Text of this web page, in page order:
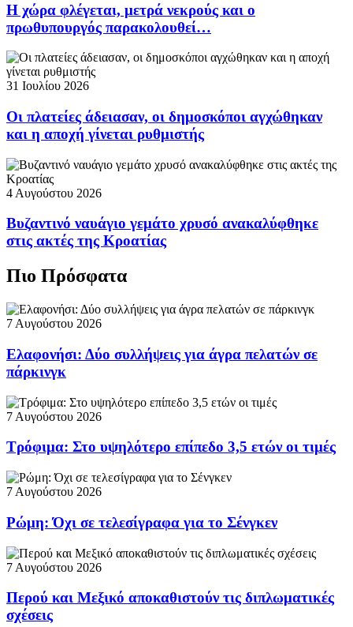
Η χώρα φλέγεται, μετρά νεκρούς και ο
πρωθυπουργός παρακολουθεί…
31 Ιουλίου 2026
Οι πλατείες άδειασαν, οι δημοσκόποι αγχώθηκαν
και η αποχή γίνεται ρυθμιστής
4 Αυγούστου 2026
Βυζαντινό ναυάγιο γεμάτο χρυσό ανακαλύφθηκε
στις ακτές της Κροατίας
Πιο Πρόσφατα
7 Αυγούστου 2026
Ελαφονήσι: Δύο συλλήψεις για άγρα πελατών σε
πάρκινγκ
7 Αυγούστου 2026
Τρόφιμα: Στο υψηλότερο επίπεδο 3,5 ετών οι τιμές
7 Αυγούστου 2026
Ρώμη: Όχι σε τελεσίγραφα για το Σένγκεν
7 Αυγούστου 2026
Περού και Μεξικό αποκαθιστούν τις διπλωματικές
σχέσεις